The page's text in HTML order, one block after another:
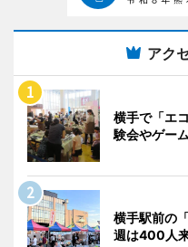
アク
横手で「エ
験会やゲー
横手駅前の
週は400人